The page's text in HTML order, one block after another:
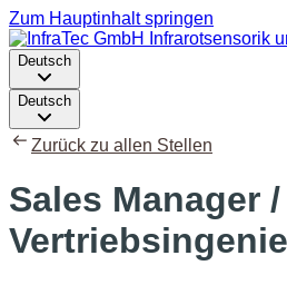
Zum Hauptinhalt springen
Deutsch
Deutsch
Zurück zu allen Stellen
Sales Manager /